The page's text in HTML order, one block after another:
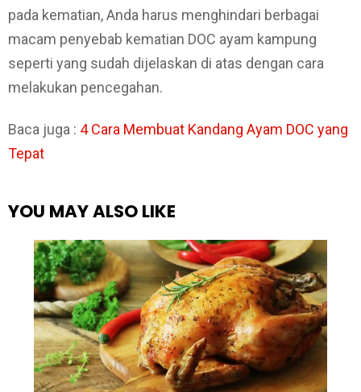
pada kematian, Anda harus menghindari berbagai
macam penyebab kematian DOC ayam kampung
seperti yang sudah dijelaskan di atas dengan cara
melakukan pencegahan.
Baca juga : 4 Cara Membuat Kandang Ayam DOC yang
Tepat
YOU MAY ALSO LIKE